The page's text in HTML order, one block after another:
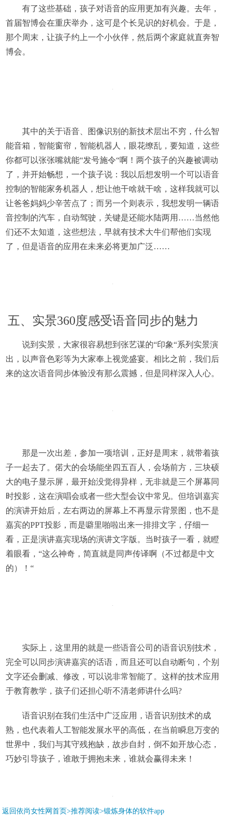
有了这些基础，孩子对语音的应用更加有兴趣。去年，
首届智博会在重庆举办，这可是个长见识的好机会。于是，
那个周末，让孩子约上一个小伙伴，然后两个家庭就直奔智
博会。
其中的关于语音、图像识别的新技术层出不穷，什么智
能音箱，智能窗帘，智能机器人，眼花缭乱，要知道，这些
你都可以张张嘴就能“发号施令“啊！两个孩子的兴趣被调动
了，并开始畅想，一个孩子说：我以后想发明一个可以语音
控制的智能家务机器人，想让他干啥就干啥，这样我就可以
让爸爸妈妈少辛苦点了；而另一个则表示，我想发明一辆语
音控制的汽车，自动驾驶，关键是还能水陆两用……当然他
们还不太知道，这些想法，早就有技术大牛们帮他们实现
了，但是语音的应用在未来必将更加广泛……
五、实景360度感受语音同步的魅力
说到实景，大家很容易想到张艺谋的“印象“系列实景演
出，以声音色彩等为大家奉上视觉盛宴。相比之前，我们后
来的这次语音同步体验没有那么震撼，但是同样深入人心。
那是一次出差，参加一项培训，正好是周末，就带着孩
子一起去了。偌大的会场能坐四五百人，会场前方，三块硕
大的电子显示屏，最开始没觉得异样，无非就是三个屏幕同
时投影，这在演唱会或者一些大型会议中常见。但培训嘉宾
的演讲开始后，左右两边的屏幕上不再显示背景图，也不是
嘉宾的PPT投影，而是噼里啪啦出来一排排文字，仔细一
看，正是演讲嘉宾现场的演讲文字版。当时孩子一看，就瞪
着眼看，“这么神奇，简直就是同声传译啊（不过都是中文
的）！“
实际上，这里用的就是一些语音公司的语音识别技术，
完全可以同步演讲嘉宾的话语，而且还可以自动断句，个别
文字还会删减、修改，可以说非常智能了。这样的技术应用
于教育教学，孩子们还担心听不清老师讲什么吗?
语音识别在我们生活中广泛应用，语音识别技术的成
熟，也代表着人工智能发展水平的高低，在当前瞬息万变的
世界中，我们与其守残抱缺，故步自封，倒不如开放心态，
巧妙引导孩子，谁敢于拥抱未来，谁就会赢得未来！
返回依尚女性网首页>推荐阅读>锻炼身体的软件app